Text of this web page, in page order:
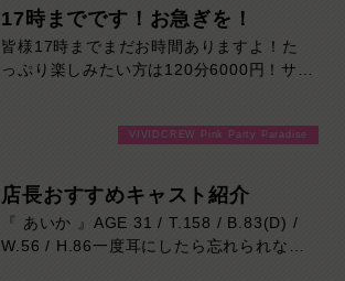
余計な駆け引きはなし。
時間いっぱい楽しんだら、スッキリ終了。
初めての方にも、安心して遊んでいただけ
延長交渉一切なし。
だから最後まで気楽に楽しめます！
17時までです！お急ぎを！
皆様17時までまだお時間ありますよ！た
っぷり楽しみたい方は120分6000円！サク
VIVIDCREW Pink Party Paradise
店長おすすめキャスト紹介
『 あいか 』AGE 31 / T.158 / B.83(D) /
W.56 / H.86一度耳にしたら忘れられな